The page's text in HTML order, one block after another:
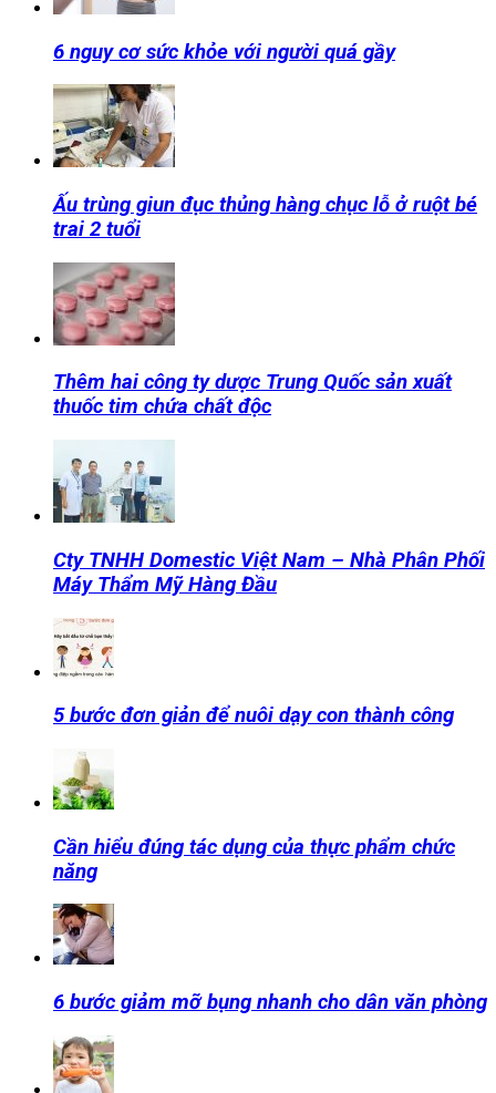
6 nguy cơ sức khỏe với người quá gầy
Ấu trùng giun đục thủng hàng chục lỗ ở ruột bé
trai 2 tuổi
Thêm hai công ty dược Trung Quốc sản xuất
thuốc tim chứa chất độc
Cty TNHH Domestic Việt Nam – Nhà Phân Phối
Máy Thẩm Mỹ Hàng Đầu
5 bước đơn giản để nuôi dạy con thành công
Cần hiểu đúng tác dụng của thực phẩm chức
năng
6 bước giảm mỡ bụng nhanh cho dân văn phòng